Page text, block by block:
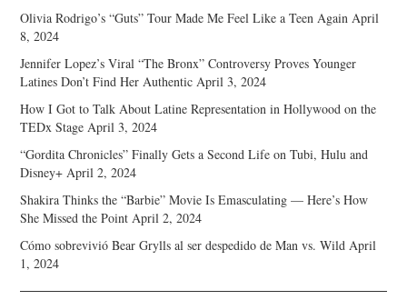
Olivia Rodrigo’s “Guts” Tour Made Me Feel Like a Teen Again April
8, 2024
Jennifer Lopez’s Viral “The Bronx” Controversy Proves Younger
Latines Don’t Find Her Authentic April 3, 2024
How I Got to Talk About Latine Representation in Hollywood on the
TEDx Stage April 3, 2024
“Gordita Chronicles” Finally Gets a Second Life on Tubi, Hulu and
Disney+ April 2, 2024
Shakira Thinks the “Barbie” Movie Is Emasculating — Here’s How
She Missed the Point April 2, 2024
Cómo sobrevivió Bear Grylls al ser despedido de Man vs. Wild April
1, 2024